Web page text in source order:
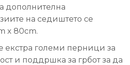
дополнителна
на седиштето се
x 80cm.
големи перници за
и поддршка за грбот за да